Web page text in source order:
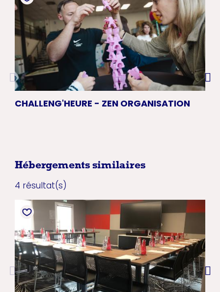
CHALLENG'HEURE - ZEN ORGANISATION
Hébergements similaires
4 résultat(s)